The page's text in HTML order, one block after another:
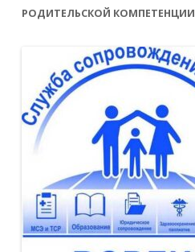
РОДИТЕЛЬСКОЙ КОМПЕТЕНЦИИ